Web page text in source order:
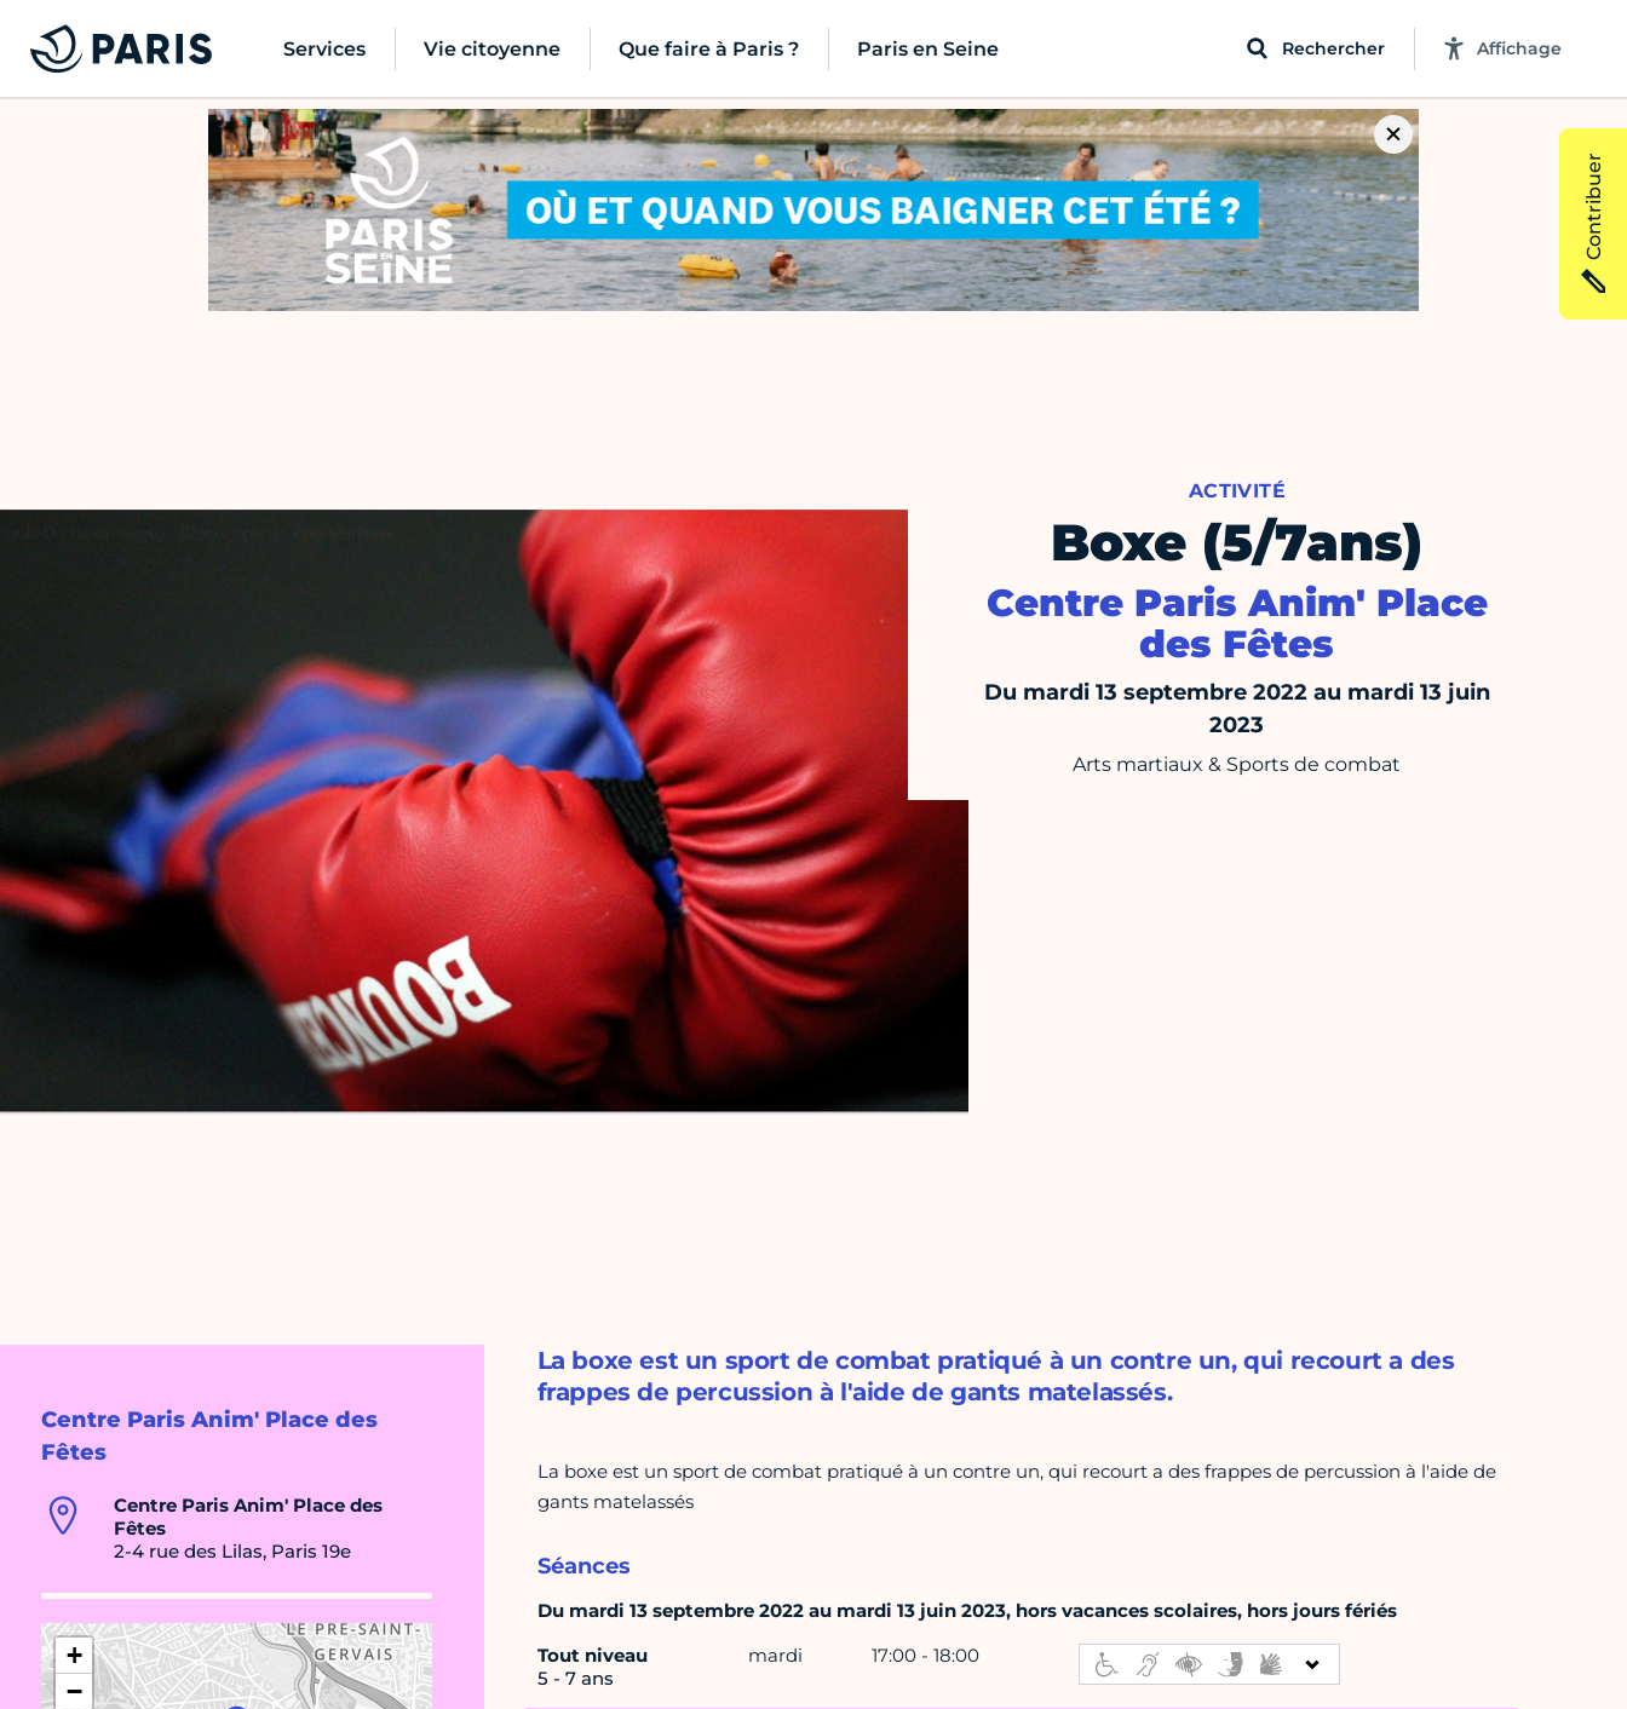
Services Vie citoyenne Que faire à Paris ? Paris en Seine Rechercher Affichage
ACTIVITÉ
Boxe (5/7ans)
Centre Paris Anim' Place
des Fêtes
Du mardi 13 septembre 2022 au mardi 13 juin
2023
Arts martiaux & Sports de combat
Centre Paris Anim' Place des
Fêtes
Centre Paris Anim' Place des
Fêtes
2-4 rue des Lilas, Paris 19e
+
−
La boxe est un sport de combat pratiqué à un contre un, qui recourt a des
frappes de percussion à l'aide de gants matelassés.
La boxe est un sport de combat pratiqué à un contre un, qui recourt a des frappes de percussion à l'aide de
gants matelassés
Séances
Du mardi 13 septembre 2022 au mardi 13 juin 2023, hors vacances scolaires, hors jours fériés
Tout niveau
5 - 7 ans
mardi 17:00 - 18:00
Contribuer